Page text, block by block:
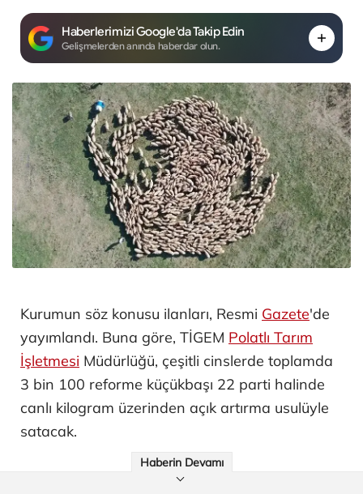
Haberlerimizi Google'da Takip Edin
Gelişmelerden anında haberdar olun.
Kurumun söz konusu ilanları, Resmi Gazete'de
yayımlandı. Buna göre, TİGEM Polatlı Tarım
İşletmesi Müdürlüğü, çeşitli cinslerde toplamda
3 bin 100 reforme küçükbaşı 22 parti halinde
canlı kilogram üzerinden açık artırma usulüyle
satacak.
Haberin Devamı